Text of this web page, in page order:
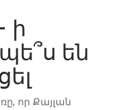
ի
են
որ Քայլան